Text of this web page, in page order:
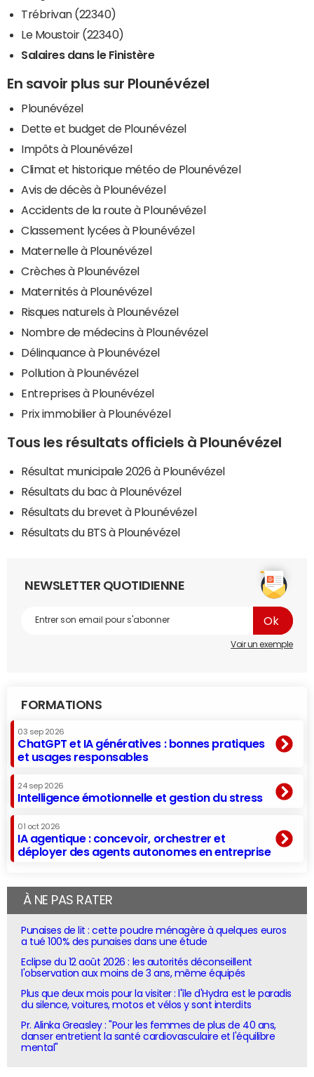
Trébrivan (22340)
Le Moustoir (22340)
Salaires dans le Finistère
En savoir plus sur Plounévézel
Plounévézel
Dette et budget de Plounévézel
Impôts à Plounévézel
Climat et historique météo de Plounévézel
Avis de décès à Plounévézel
Accidents de la route à Plounévézel
Classement lycées à Plounévézel
Maternelle à Plounévézel
Crèches à Plounévézel
Maternités à Plounévézel
Risques naturels à Plounévézel
Nombre de médecins à Plounévézel
Délinquance à Plounévézel
Pollution à Plounévézel
Entreprises à Plounévézel
Prix immobilier à Plounévézel
Tous les résultats officiels à Plounévézel
Résultat municipale 2026 à Plounévézel
Résultats du bac à Plounévézel
Résultats du brevet à Plounévézel
Résultats du BTS à Plounévézel
NEWSLETTER QUOTIDIENNE
Voir un exemple
FORMATIONS
03 sep 2026
ChatGPT et IA génératives : bonnes pratiques
et usages responsables
24 sep 2026
Intelligence émotionnelle et gestion du stress
01 oct 2026
IA agentique : concevoir, orchestrer et
déployer des agents autonomes en entreprise
À NE PAS RATER
Punaises de lit : cette poudre ménagère à quelques euros
a tué 100% des punaises dans une étude
Eclipse du 12 août 2026 : les autorités déconseillent
l'observation aux moins de 3 ans, même équipés
Plus que deux mois pour la visiter : l'île d'Hydra est le paradis
du silence, voitures, motos et vélos y sont interdits
Pr. Alinka Greasley : "Pour les femmes de plus de 40 ans,
danser entretient la santé cardiovasculaire et l'équilibre
mental"